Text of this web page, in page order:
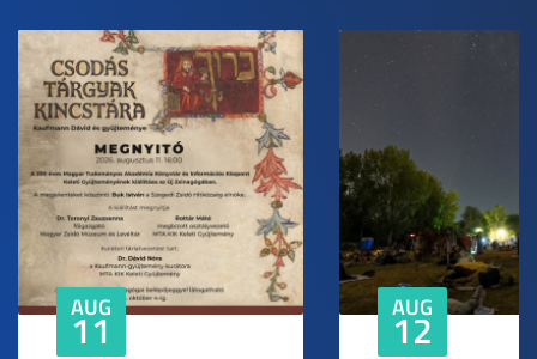
AUG
11 AUG
12